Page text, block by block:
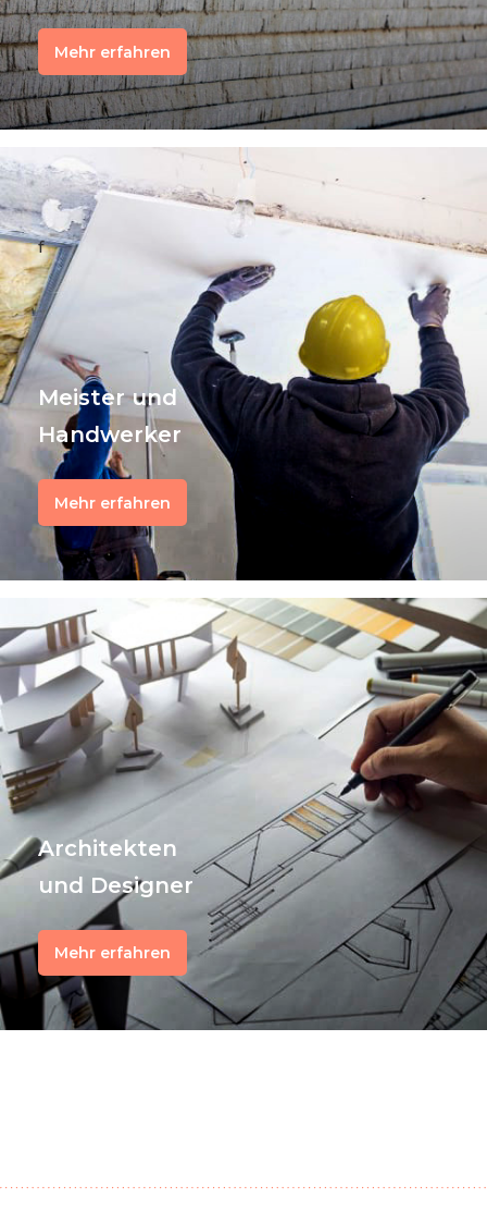
Mehr erfahren
f
Meister und
Handwerker
Mehr erfahren
Architekten
und Designer
Mehr erfahren